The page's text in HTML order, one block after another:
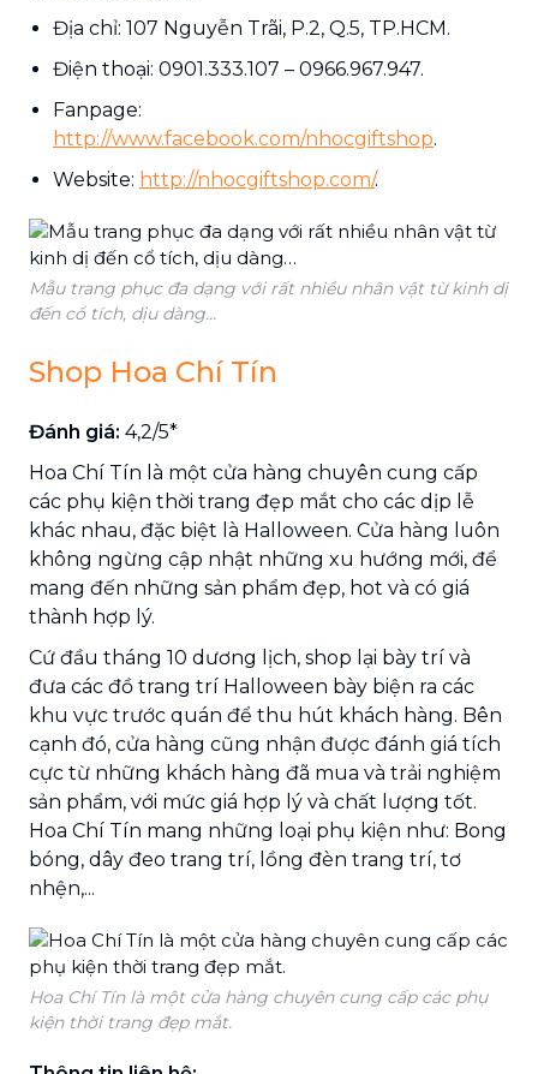
Địa chỉ: 107 Nguyễn Trãi, P.2, Q.5, TP.HCM.
Điện thoại: 0901.333.107 – 0966.967.947.
Fanpage:
http://www.facebook.com/nhocgiftshop.
Website: http://nhocgiftshop.com/.
Mẫu trang phục đa dạng với rất nhiều nhân vật từ kinh dị
đến cổ tích, dịu dàng…
Shop Hoa Chí Tín
Đánh giá: 4,2/5*
Hoa Chí Tín là một cửa hàng chuyên cung cấp
các phụ kiện thời trang đẹp mắt cho các dịp lễ
khác nhau, đặc biệt là Halloween. Cửa hàng luôn
không ngừng cập nhật những xu hướng mới, để
mang đến những sản phẩm đẹp, hot và có giá
thành hợp lý.
Cứ đầu tháng 10 dương lịch, shop lại bày trí và
đưa các đồ trang trí Halloween bày biện ra các
khu vực trước quán để thu hút khách hàng. Bên
cạnh đó, cửa hàng cũng nhận được đánh giá tích
cực từ những khách hàng đã mua và trải nghiệm
sản phẩm, với mức giá hợp lý và chất lượng tốt.
Hoa Chí Tín mang những loại phụ kiện như: Bong
bóng, dây đeo trang trí, lồng đèn trang trí, tơ
nhện,...
Hoa Chí Tín là một cửa hàng chuyên cung cấp các phụ
kiện thời trang đẹp mắt.